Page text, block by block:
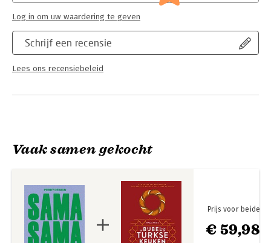
Schrijf een recensie
Lees ons recensiebeleid
Log in om uw waardering te geven
Vaak samen gekocht
€ 59,98
Prijs voor beide